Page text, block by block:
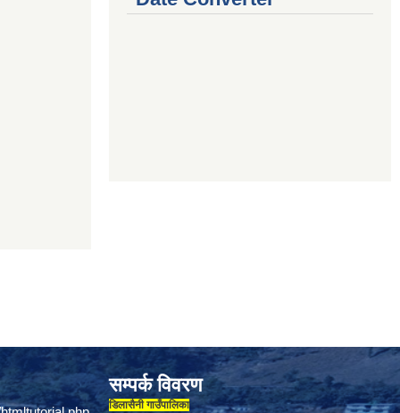
सम्पर्क विवरण
डिलासैनी गाउँपालिका